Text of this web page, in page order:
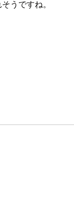
うですね。